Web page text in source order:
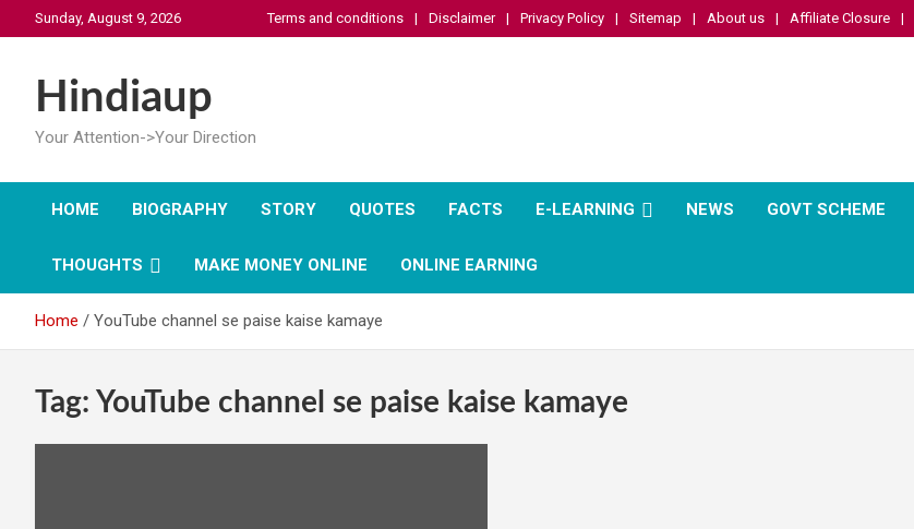
to
Sunday, August 9, 2026 Terms and conditions Disclaimer Privacy Policy Sitemap About us Affiliate Closure
Hindiaup
Your Attention->Your Direction
HOME BIOGRAPHY STORY QUOTES FACTS E-LEARNING NEWS GOVT SCHEME
THOUGHTS MAKE MONEY ONLINE ONLINE EARNING
Home YouTube channel se paise kaise kamaye
Tag: YouTube channel se paise kaise kamaye